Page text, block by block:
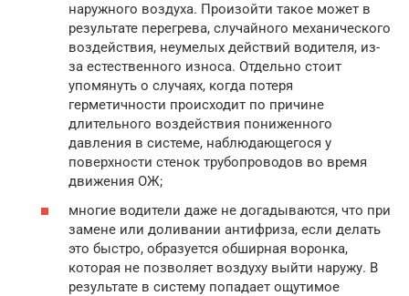
наружного воздуха. Произойти такое может в
результате перегрева, случайного механического
воздействия, неумелых действий водителя, из-
за естественного износа. Отдельно стоит
упомянуть о случаях, когда потеря
герметичности происходит по причине
длительного воздействия пониженного
давления в системе, наблюдающегося у
поверхности стенок трубопроводов во время
движения ОЖ;
многие водители даже не догадываются, что при
замене или доливании антифриза, если делать
это быстро, образуется обширная воронка,
которая не позволяет воздуху выйти наружу. В
результате в систему попадает ощутимое